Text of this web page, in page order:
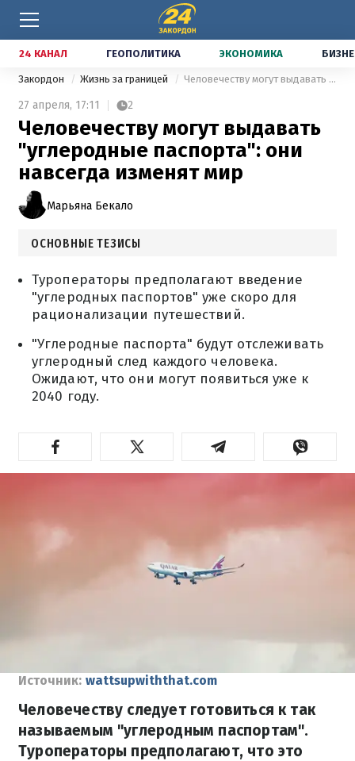
24 КАНАЛ ГЕОПОЛИТИКА ЭКОНОМИКА
Закордон Жизнь за границей Человечеству могут выдавать "углеродные паспорта": они навсегда изменят мир
27 апреля, 17:11 2
Человечеству могут выдавать
"углеродные паспорта": они
навсегда изменят мир
Марьяна Бекало
ОСНОВНЫЕ ТЕЗИСЫ
Туроператоры предполагают введение
"углеродных паспортов" уже скоро для
рационализации путешествий.
"Углеродные паспорта" будут отслеживать
углеродный след каждого человека.
Ожидают, что они могут появиться уже к
2040 году.
Источник: wattsupwiththat.com
Человечеству следует готовиться к так
называемым "углеродным паспортам".
Туроператоры предполагают, что это